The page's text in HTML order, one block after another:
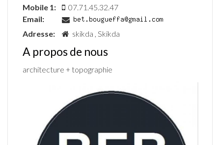
Mobile 1:
07.71.45.32.47
Email:
Adresse:
skikda , Skikda
A propos de nous
architecture + topographie